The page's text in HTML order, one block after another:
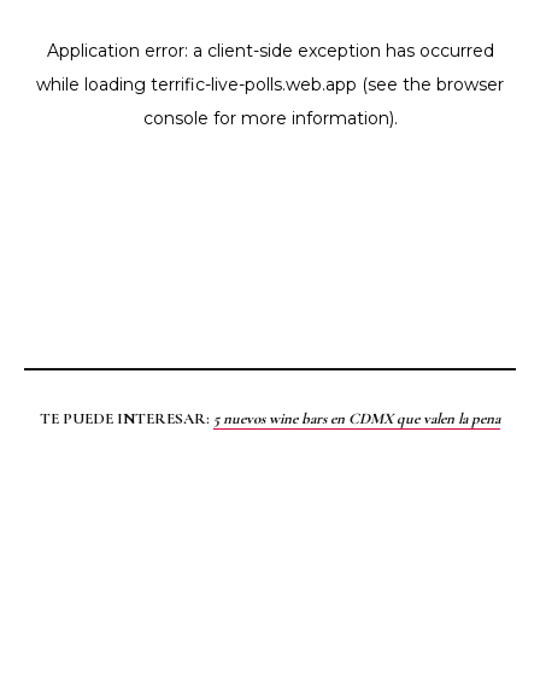
TE PUEDE INTERESAR: 5 nuevos wine bars en CDMX que valen la pena